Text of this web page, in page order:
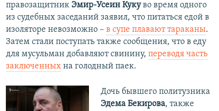
правозащитник Эмир-Усеин Кукуво время одного
из судебных заседаний заявил, что питаться едой в
изоляторе невозможно – в супе плавают тараканы.
Затем стали поступать также сообщения, что в еду
для мусульман добавляют свинину, переводя часть
заключенных на голодный паек.
Дочь бывшего политузника
Эдема Бекирова, также